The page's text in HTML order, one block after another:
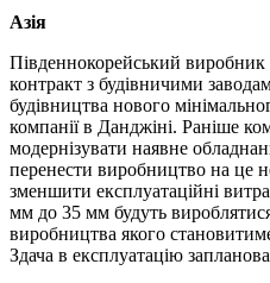
Азія
Південнокорейський виробник
контракт з будівничими
будівництва нового
компанії в Данджіні. Раніше
модернізувати наявне
перенести виробництво на це
зменшити експлуатаційні
мм до 35 мм будуть
виробництва якого
Здача в експлуатацію